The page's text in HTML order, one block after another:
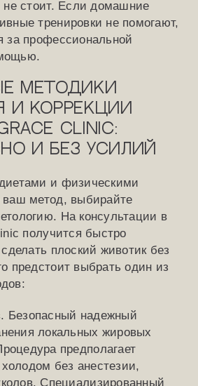
не стоит. Если домашние
тренировки не помогают,
за профессиональной
методики
и коррекции
Clinic:
и без усилий
и физическими
метод, выбирайте
На консультации в
получится быстро
плоский животик без
предстоит выбрать один из
Безопасный надежный
локальных жировых
предполагает
без анестезии,
Специализированный